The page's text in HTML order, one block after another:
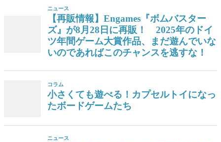
ニュース
【再販情報】Engames『ボムバスター
ズ』が8月28日に再販！ 2025年のドイ
ツ年間ゲーム大賞作品、まだ遊んでいな
いのであればこのチャンスを逃すな！
コラム
小さくても遊べる！カプセルトイになっ
たボードゲームたち
ニュース